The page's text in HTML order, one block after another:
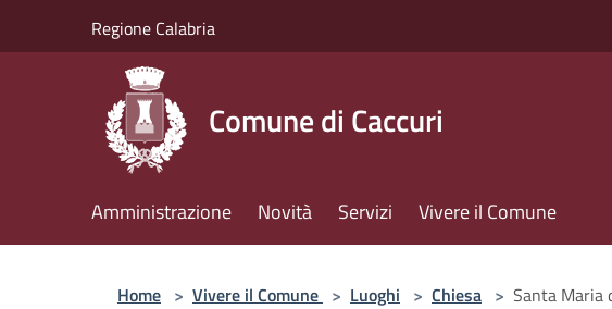
Regione Calabria
Comune di Caccuri
Amministrazione Novità Servizi Vivere il Comune
Home > Vivere il Comune > Luoghi > Chiesa > Santa Maria